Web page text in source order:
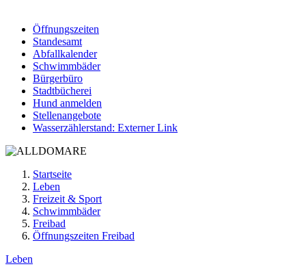
Öffnungszeiten
Standesamt
Abfallkalender
Schwimmbäder
Bürgerbüro
Stadtbücherei
Hund anmelden
Stellenangebote
Wasserzählerstand: Externer Link
Startseite
Leben
Freizeit & Sport
Schwimmbäder
Freibad
Öffnungszeiten Freibad
Leben